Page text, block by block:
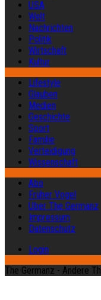
USA
Welt
Nachrichten
Politik
Wirtschaft
Kultur
Lifestyle
Glauben
Medien
Geschichte
Sport
Familie
Verteidigung
Wissenschaft
Abo
Früher Vogel
Über The Germanz
Impressum
Datenschutz
Login
The Germanz - Andere